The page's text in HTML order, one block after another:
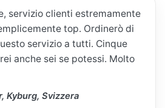
servizio clienti estremamente
top. Ordinerò di
servizio a tutti. Cinque
anche sei se potessi. Molto
Kyburg, Svizzera